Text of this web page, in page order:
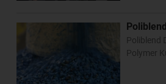
Poliblend
Polymer